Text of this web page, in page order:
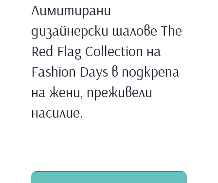
Лимитирани
дизайнерски шалове The
Red Flag Collection на
Fashion Days в подкрепа
на жени, преживели
насилие.